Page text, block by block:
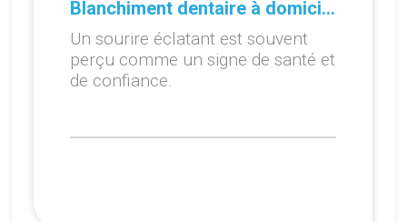
Blanchiment dentaire à domicile ou en cabinet : que choisir ?
Un sourire éclatant est souvent
perçu comme un signe de santé et
de confiance.